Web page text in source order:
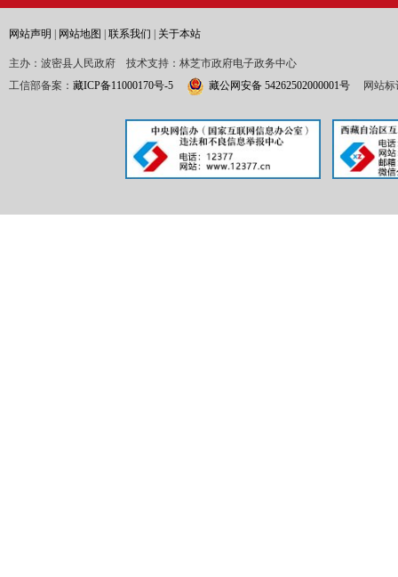
网站声明 网站地图 联系我们 关于本站
主办：波密县人民政府 技术支持：林芝市政府电子政务中心
工信部备案： 藏ICP备11000170号-5 藏公网安备 54262502000001号 网站标